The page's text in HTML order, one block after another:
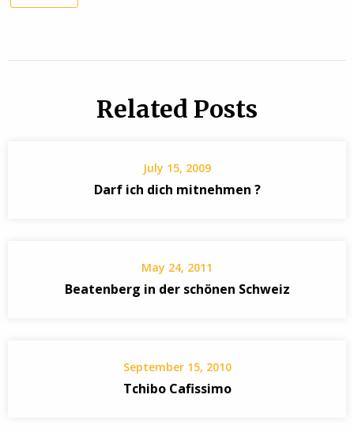
Related Posts
July 15, 2009
Darf ich dich mitnehmen ?
May 24, 2011
Beatenberg in der schönen Schweiz
September 15, 2010
Tchibo Cafissimo